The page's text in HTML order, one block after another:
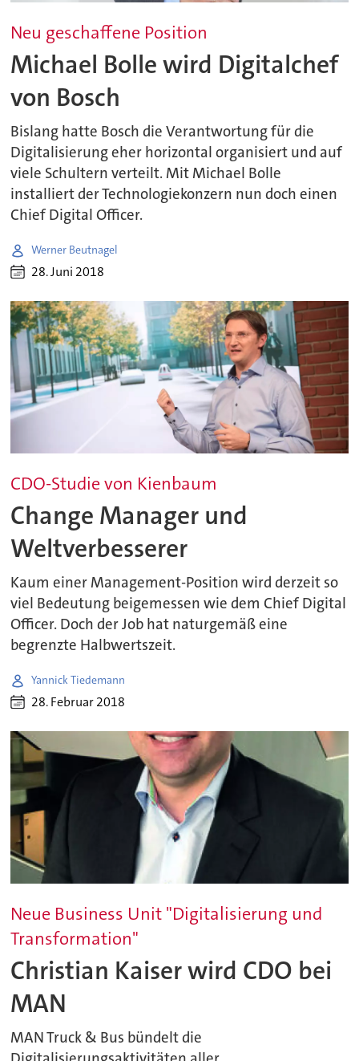
Neu geschaffene Position
Michael Bolle wird Digitalchef
von Bosch
Bislang hatte Bosch die Verantwortung für die
Digitalisierung eher horizontal organisiert und auf
viele Schultern verteilt. Mit Michael Bolle
installiert der Technologiekonzern nun doch einen
Chief Digital Officer.
Werner Beutnagel
28. Juni 2018
CDO-Studie von Kienbaum
Change Manager und
Weltverbesserer
Kaum einer Management-Position wird derzeit so
viel Bedeutung beigemessen wie dem Chief Digital
Officer. Doch der Job hat naturgemäß eine
begrenzte Halbwertszeit.
Yannick Tiedemann
28. Februar 2018
Neue Business Unit "Digitalisierung und
Transformation"
Christian Kaiser wird CDO bei
MAN
MAN Truck & Bus bündelt die